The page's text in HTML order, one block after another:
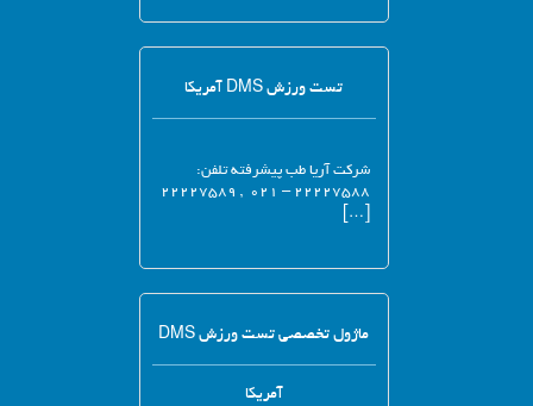
تست ورزش DMS آمریکا
شرکت آریا طب پیشرفته تلفن:
۲۲۲۲۷۵۸۸ – ۰۲۱ , ۲۲۲۲۷۵۸۹
[…]
ماژول تخصصی تست ورزش DMS
آمریکا